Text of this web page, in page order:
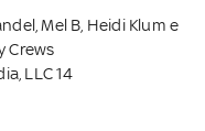
Mel B, Heidi Klum e
Crews
LLC 14